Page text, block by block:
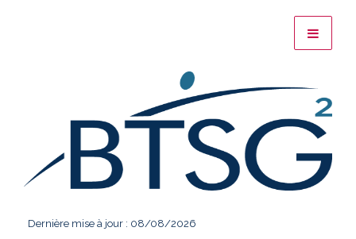
Dernière mise à jour : 08/08/2026